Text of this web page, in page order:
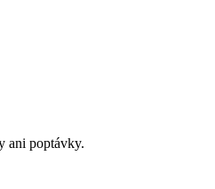
ani poptávky.